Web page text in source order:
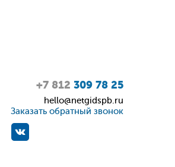
+7 812 309 78 25
hello@netgidspb.ru
Заказать обратный звонок